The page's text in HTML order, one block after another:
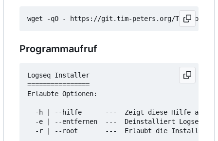
wget -qO - https://git.tim-peters.org/Tim/
Programmaufruf
Logseq Installer
================
Erlaubte Optionen:
  -h | --hilfe      ---  Zeigt diese Hilfe an
  -e | --entfernen  ---  Deinstalliert Logseq